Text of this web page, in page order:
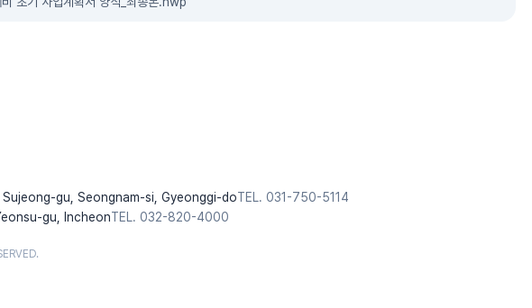
gu, Seongnam-si, Gyeonggi-doTEL. 031-750-5114
gu, IncheonTEL. 032-820-4000